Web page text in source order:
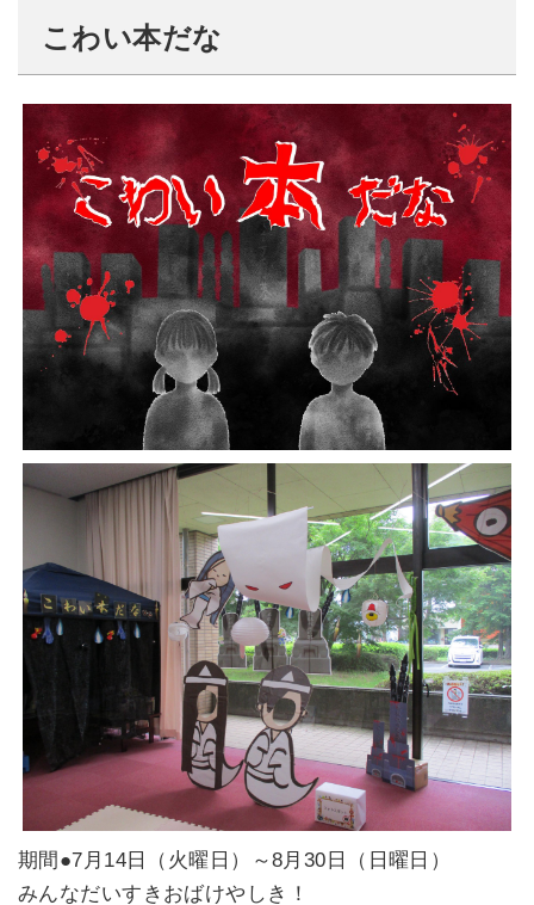
こわい本だな
期間●7月14日（火曜日）～8月30日（日曜日）
みんなだいすきおばけやしき！